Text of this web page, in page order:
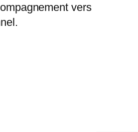
vers